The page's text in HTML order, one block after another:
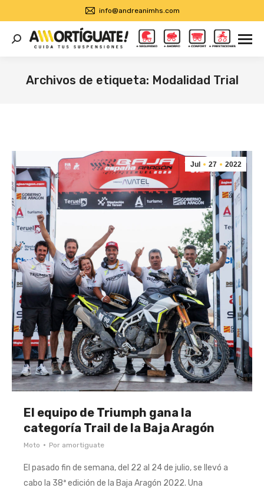
info@andreanimhs.com
Buscar:
Archivos de etiqueta: Modalidad Trial
Jul 27 2022
El equipo de Triumph gana la
categoría Trail de la Baja Aragón
Moto Por amortiguate
El pasado fin de semana, del 22 al 24 de julio, se llevó a
cabo la 38ª edición de la Baja Aragón 2022. Una